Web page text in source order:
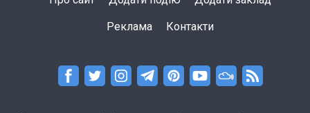
Реклама Контакти